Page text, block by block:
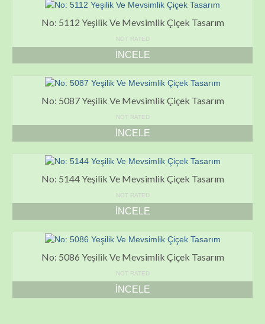
No: 5112 Yeşilik Ve Mevsimlik Çiçek Tasarım
NOT RATED
İNCELE
No: 5087 Yeşilik Ve Mevsimlik Çiçek Tasarım
NOT RATED
İNCELE
No: 5144 Yeşilik Ve Mevsimlik Çiçek Tasarım
NOT RATED
İNCELE
No: 5086 Yeşilik Ve Mevsimlik Çiçek Tasarım
NOT RATED
İNCELE